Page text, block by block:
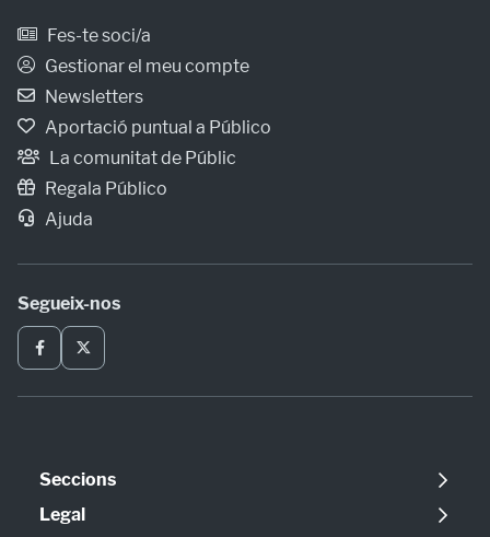
Fes-te soci/a
Gestionar el meu compte
Newsletters
Aportació puntual a Público
La comunitat de Públic
Regala Público
Ajuda
Segueix-nos
Seccions
Política
Legal